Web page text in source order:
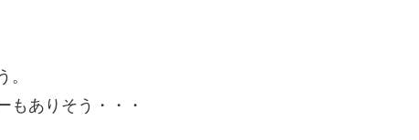
。
もありそう・・・